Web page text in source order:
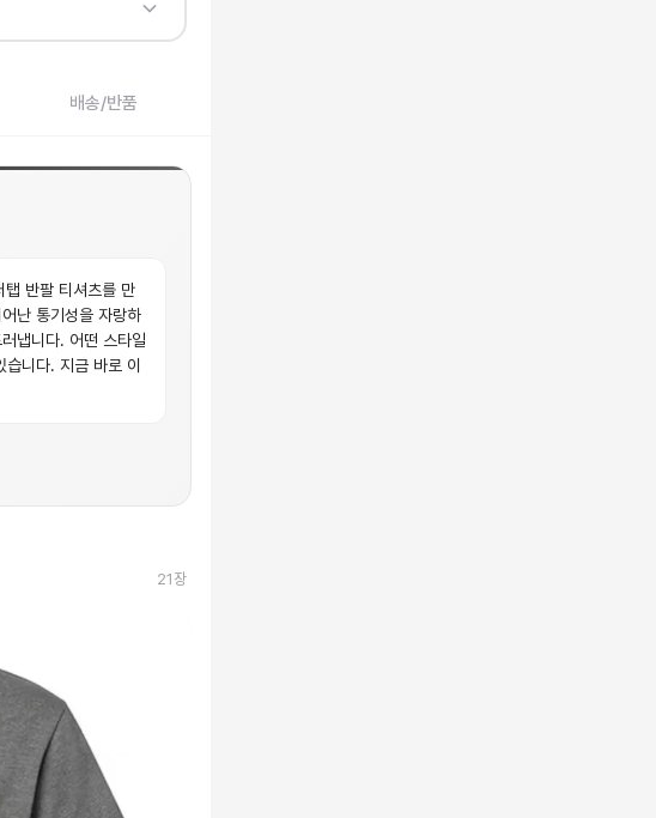
배송/반품
반팔 티셔츠를 만
난 통기성을 자랑하
냅니다. 어떤 스타일
니다. 지금 바로 이
21 장